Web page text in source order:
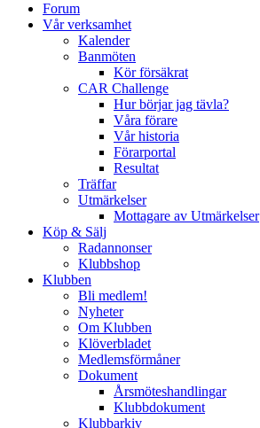
Forum
Vår verksamhet
Kalender
Banmöten
Kör försäkrat
CAR Challenge
Hur börjar jag tävla?
Våra förare
Vår historia
Förarportal
Resultat
Träffar
Utmärkelser
Mottagare av Utmärkelser
Köp & Sälj
Radannonser
Klubbshop
Klubben
Bli medlem!
Nyheter
Om Klubben
Klöverbladet
Medlemsförmåner
Dokument
Årsmöteshandlingar
Klubbdokument
Klubbarkiv